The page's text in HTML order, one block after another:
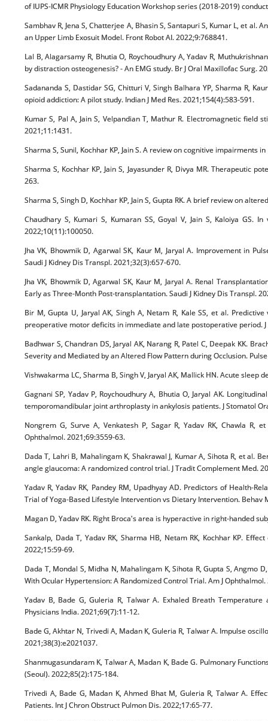
of IUPS-ICMR Physiology Education Workshop series (2018-2019)
Sambhav R, Jena S, Chatterjee A, Bhasin S, Santapuri S, Kumar L, et
an Upper Limb Exosuit Model. Front Robot AI. 2022;9:768841.
Lal B, Alagarsamy R, Bhutia O, Roychoudhury A, Yadav R,
by distraction osteogenesis? - An EMG study. Br J Oral Maxillofac Surg.
Sadananda S, Dastidar SG, Chitturi V, Singh Balhara YP, Sharma R,
opioid addiction: A pilot study. Indian J Med Res. 2021;154(4):583-591.
Kumar S, Pal A, Jain S, Velpandian T, Mathur R. Electromagnetic
2021;11:1431.
Sharma S, Sunil, Kochhar KP, Jain S. A review on cognitive impairments
Sharma S, Kochhar KP, Jain S, Jayasunder R, Divya MR. Therapeutic
263.
Sharma S, Singh D, Kochhar KP, Jain S, Gupta RK. A brief review on
Chaudhary S, Kumari S, Kumaran SS, Goyal V, Jain S, Kaloiya GS.
2022;10(11):100050.
Jha VK, Bhowmik D, Agarwal SK, Kaur M, Jaryal A. Improvement in
Saudi J Kidney Dis Transpl. 2021;32(3):657-670.
Jha VK, Bhowmik D, Agarwal SK, Kaur M, Jaryal A. Renal
Early as Three-Month Post-transplantation. Saudi J Kidney Dis Transpl.
Bir M, Gupta U, Jaryal AK, Singh A, Netam R, Kale SS, et al.
preoperative motor deficits in immediate and late postoperative period.
Badhwar S, Chandran DS, Jaryal AK, Narang R, Patel C, Deepak KK.
Severity and Mediated by an Altered Flow Pattern during Occlusion.
Vishwakarma LC, Sharma B, Singh V, Jaryal AK, Mallick HN. Acute
Gagnani SP, Yadav P, Roychoudhury A, Bhutia O, Jaryal AK.
temporomandibular joint arthroplasty in ankylosis patients. J Stomatol
Nongrem G, Surve A, Venkatesh P, Sagar R, Yadav RK, Chawla
Ophthalmol. 2021;69:3559-63.
Dada T, Lahri B, Mahalingam K, Shakrawal J, Kumar A, Sihota R, et
angle glaucoma: A randomized control trial. J Tradit Complement Med.
Yadav R, Yadav RK, Pandey RM, Upadhyay AD. Predictors of Health-
Trial of Yoga-Based Lifestyle Intervention vs Dietary Intervention. Behav
Magan D, Yadav RK. Right Broca's area is hyperactive in right-handed
Sankalp, Dada T, Yadav RK, Sharma HB, Netam RK, Kochhar KP.
2022;15:59-69.
Dada T, Mondal S, Midha N, Mahalingam K, Sihota R, Gupta S, Angmo
With Ocular Hypertension: A Randomized Control Trial. Am J
Yadav B, Bade G, Guleria R, Talwar A. Exhaled Breath
Physicians India. 2021;69(7):11-12.
Bade G, Akhtar N, Trivedi A, Madan K, Guleria R, Talwar A. Impulse
2021;38(3):e2021037.
Shanmugasundaram K, Talwar A, Madan K, Bade G. Pulmonary
(Seoul). 2022;85(2):175-184.
Trivedi A, Bade G, Madan K, Ahmed Bhat M, Guleria R, Talwar A.
Patients. Int J Chron Obstruct Pulmon Dis. 2022;17:65-77.